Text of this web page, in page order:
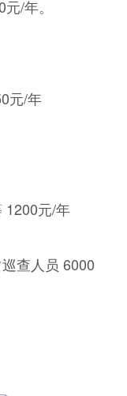
/年。
元/年
1200元/年
查人员 6000